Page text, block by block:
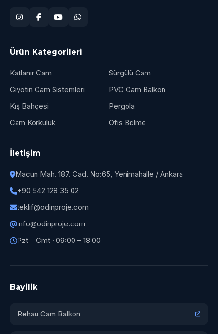
Ürün Kategorileri
Katlanır Cam
Sürgülü Cam
Giyotin Cam Sistemleri
PVC Cam Balkon
Kış Bahçesi
Pergola
Cam Korkuluk
Ofis Bölme
İletişim
Macun Mah. 187. Cad. No:65, Yenimahalle / Ankara
+90 542 128 35 02
teklif@odinproje.com
info@odinproje.com
Pzt – Cmt · 09:00 – 18:00
Bayilik
Rehau Cam Balkon